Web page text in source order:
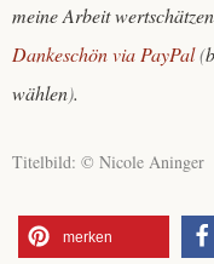
meine Arbeit
Dankeschön via PayPal(
wählen).
Titelbild: © Nicole Aninger
merken